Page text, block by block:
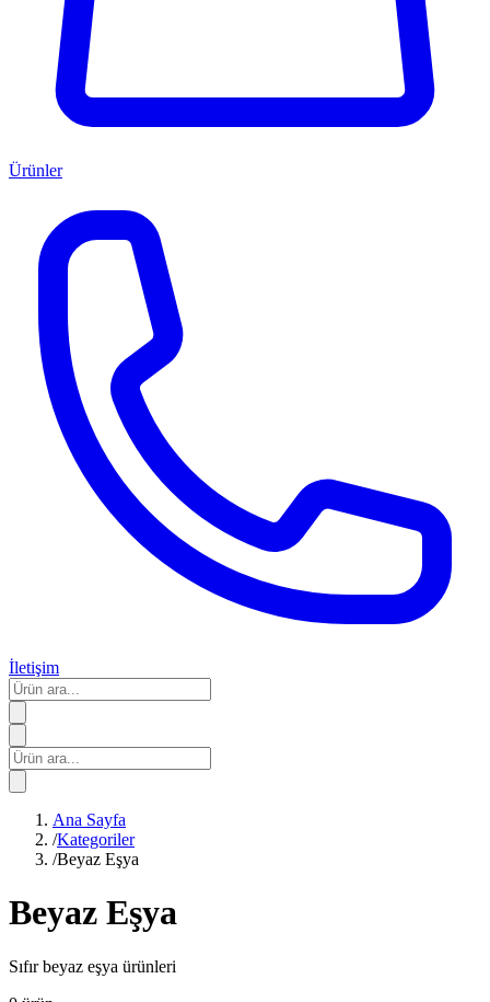
Ürünler
İletişim
Ana Sayfa
/Kategoriler
/Beyaz Eşya
Beyaz Eşya
Sıfır beyaz eşya ürünleri